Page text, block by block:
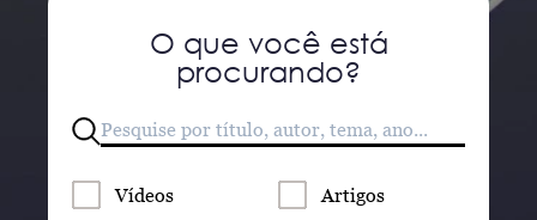
O que você está
procurando?
Vídeos Artigos